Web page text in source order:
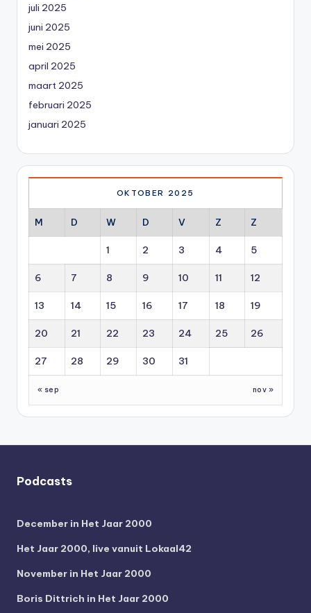
juli 2025
juni 2025
mei 2025
april 2025
maart 2025
februari 2025
januari 2025
OKTOBER 2025
M D W D V Z Z
1 2 3 4 5
6 7 8 9 10 11 12
13 14 15 16 17 18 19
20 21 22 23 24 25 26
27 28 29 30 31
« sep nov »
Podcasts
December in Het Jaar 2000
Het Jaar 2000, live vanuit Lokaal42
November in Het Jaar 2000
Boris Dittrich in Het Jaar 2000